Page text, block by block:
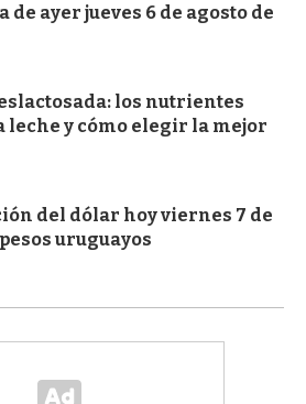
de ayer jueves 6 de agosto de
los nutrientes
leche y cómo elegir la mejor
del dólar hoy viernes 7 de
uruguayos